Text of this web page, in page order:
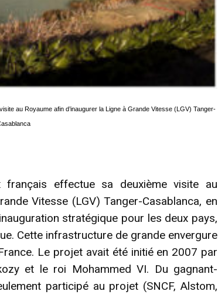
au Royaume afin d’inaugurer la Ligne à Grande Vitesse (LGV) Tanger-
effectue sa deuxième visite au
Vitesse (LGV) Tanger-Casablanca, en
stratégique pour les deux pays,
Cette infrastructure de grande envergure
Le projet avait été initié en 2007 par
et le roi Mohammed VI. Du gagnant-
participé au projet (SNCF, Alstom,